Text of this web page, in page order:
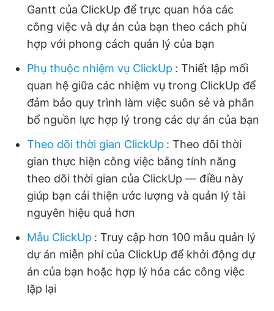
Gantt của ClickUp để trực quan hóa các
công việc và dự án của bạn theo cách phù
hợp với phong cách quản lý của bạn
Phụ thuộc nhiệm vụ ClickUp : Thiết lập mối
quan hệ giữa các nhiệm vụ trong ClickUp để
đảm bảo quy trình làm việc suôn sẻ và phân
bổ nguồn lực hợp lý trong các dự án của bạn
Theo dõi thời gian ClickUp : Theo dõi thời
gian thực hiện công việc bằng tính năng
theo dõi thời gian của ClickUp — điều này
giúp bạn cải thiện ước lượng và quản lý tài
nguyên hiệu quả hơn
Mẫu ClickUp : Truy cập hơn 100 mẫu quản lý
dự án miễn phí của ClickUp để khởi động dự
án của bạn hoặc hợp lý hóa các công việc
lặp lại